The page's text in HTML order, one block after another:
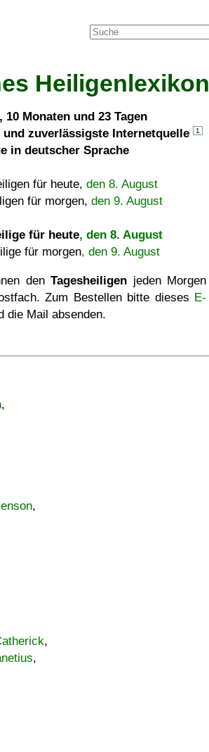
Heiligenlexikon
10 Monaten und 23 Tagen
zuverlässigste Internetquelle
1
in deutscher Sprache
für heute, den 8. August
für morgen, den 9. August
für heute, den 8. August
für morgen, den 9. August
denTagesheiligen jeden Morgen
Zum Bestellen bitte dieses E-
die Mail absenden.
,
,
,
,